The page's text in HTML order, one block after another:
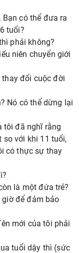
có thể đưa ra
tuổi?
phải không?
niên chuyển giới
thay đổi cuộc đời
Nó có thể dừng lại
tôi đã nghĩ rằng
so với khi 11 tuổi,
có thực sự thay
là một đứa trẻ?
để đảm bảo
mới của tôi phải
tuổi dậy thì (sức